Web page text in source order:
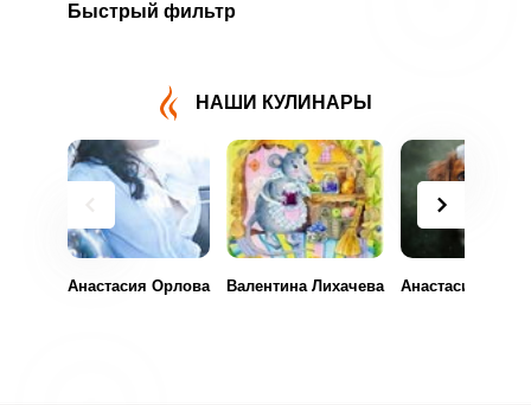
Быстрый фильтр
НАШИ КУЛИНАРЫ
Анастасия Орлова Валентина Лихачева Анастасия